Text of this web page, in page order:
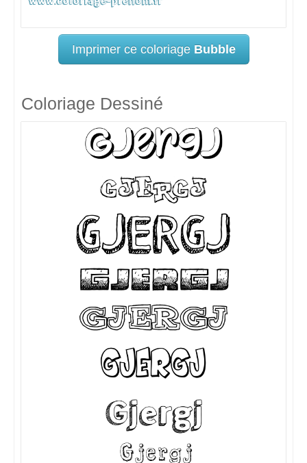
Imprimer ce coloriage Bubble
Coloriage Dessiné